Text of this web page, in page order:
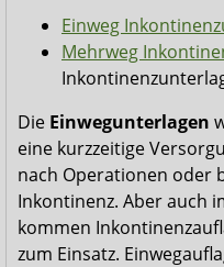
Einweg
Mehrweg
Die Einwegunterlagen
eine kurzzeitige
nach Operationen oder
Inkontinenz. Aber auch
kommen
zum Einsatz.